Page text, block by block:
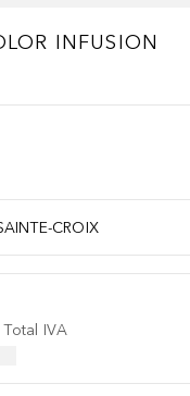
INFUSION
CROIX
Total IVA